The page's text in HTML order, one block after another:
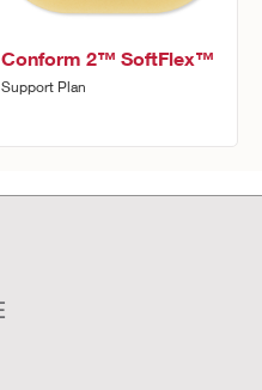
Conform 2™ SoftFlex™
Support Plan